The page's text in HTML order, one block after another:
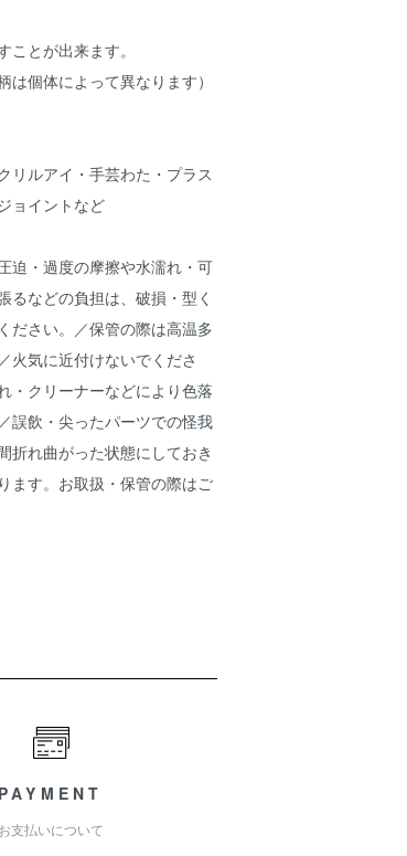
とが出来ます。
個体によって異なります）
リルアイ・手芸わた・プラス
ョイントなど
迫・過度の摩擦や水濡れ・可
るなどの負担は、破損・型く
ださい。／保管の際は高温多
火気に近付けないでくださ
・クリーナーなどにより色落
誤飲・尖ったパーツでの怪我
折れ曲がった状態にしておき
ます。お取扱・保管の際はご
PAYMENT
お支払いについて